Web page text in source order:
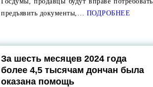
предъявить документы,… ПОДРОБНЕЕ
За шесть месяцев 2024 года
более 4,5 тысячам дончан была
оказана помощь